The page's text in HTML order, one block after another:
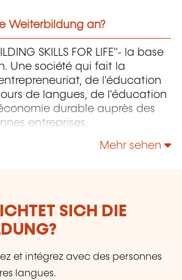
Weiterbildung an?
SKILLS FOR LIFE"- la base
Une société qui fait la
de l'éducation
de langues, de l'éducation
durable auprès des
entreprises.
Mehr sehen
SICH DIE
et intégrez avec des personnes
langues.